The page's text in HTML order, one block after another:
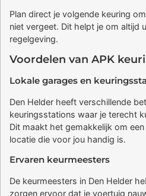
Plan direct je volgende keuring
niet vergeet. Dit helpt je om altijd
regelgeving.
Voordelen van APK
Lokale garages en
Den Helder heeft verschillende
keuringsstations waar je terecht
Dit maakt het gemakkelijk om
locatie die voor jou handig is.
Ervaren keurmeesters
De keurmeesters in Den Helder
zorgen ervoor dat je voertuig